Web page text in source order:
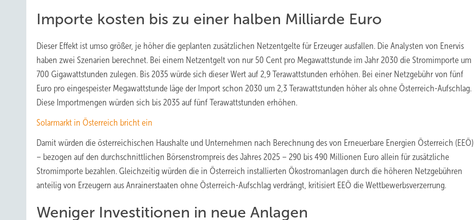
Importe kosten bis zu einer halben Milliarde Euro
Dieser Effekt ist umso größer, je höher die geplanten zusätzlichen Netzentgelte für Erzeuger ausfallen. Die Analysten von Enervis
haben zwei Szenarien berechnet. Bei einem Netzentgelt von nur 50 Cent pro Megawattstunde im Jahr 2030 die Stromimporte um
700 Gigawattstunden zulegen. Bis 2035 würde sich dieser Wert auf 2,9 Terawattstunden erhöhen. Bei einer Netzgebühr von fünf
Euro pro eingespeister Megawattstunde läge der Import schon 2030 um 2,3 Terawattstunden höher als ohne Österreich-Aufschlag.
Diese Importmengen würden sich bis 2035 auf fünf Terawattstunden erhöhen.
Solarmarkt in Österreich bricht ein
Damit würden die österreichischen Haushalte und Unternehmen nach Berechnung des von Erneuerbare Energien Österreich (EEÖ)
– bezogen auf den durchschnittlichen Börsenstrompreis des Jahres 2025 – 290 bis 490 Millionen Euro allein für zusätzliche
Stromimporte bezahlen. Gleichzeitig würden die in Österreich installierten Ökostromanlagen durch die höheren Netzgebühren
anteilig von Erzeugern aus Anrainerstaaten ohne Österreich-Aufschlag verdrängt, kritisiert EEÖ die Wettbewerbsverzerrung.
Weniger Investitionen in neue Anlagen